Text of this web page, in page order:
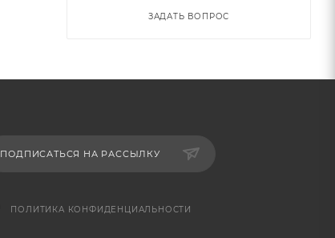
ЗАДАТЬ ВОПРОС
ПОДПИСАТЬСЯ НА РАССЫЛКУ
ПОЛИТИКА КОНФИДЕНЦИАЛЬНОСТИ